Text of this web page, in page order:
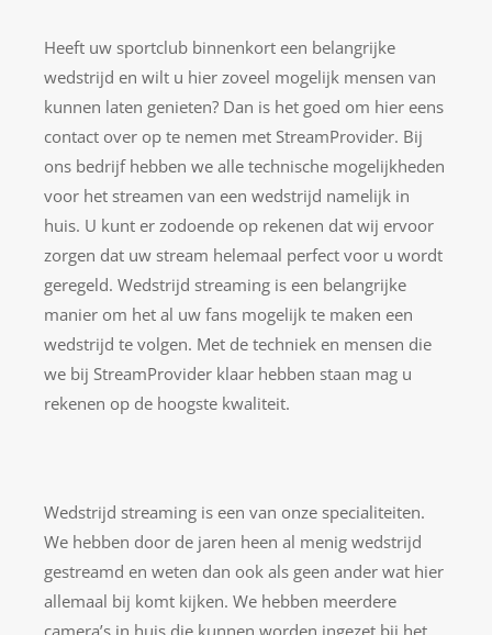
Heeft uw sportclub binnenkort een belangrijke
wedstrijd en wilt u hier zoveel mogelijk mensen van
kunnen laten genieten? Dan is het goed om hier eens
contact over op te nemen met StreamProvider. Bij
ons bedrijf hebben we alle technische mogelijkheden
voor het streamen van een wedstrijd namelijk in
huis. U kunt er zodoende op rekenen dat wij ervoor
zorgen dat uw stream helemaal perfect voor u wordt
geregeld. Wedstrijd streaming is een belangrijke
manier om het al uw fans mogelijk te maken een
wedstrijd te volgen. Met de techniek en mensen die
we bij StreamProvider klaar hebben staan mag u
rekenen op de hoogste kwaliteit.
Wedstrijd streaming is een van onze specialiteiten.
We hebben door de jaren heen al menig wedstrijd
gestreamd en weten dan ook als geen ander wat hier
allemaal bij komt kijken. We hebben meerdere
camera’s in huis die kunnen worden ingezet bij het